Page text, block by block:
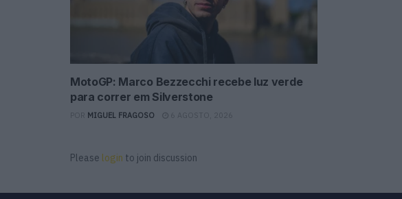
MotoGP: Marco Bezzecchi recebe luz verde
para correr em Silverstone
MIGUEL FRAGOSO 6 AGOSTO, 2026
Please login to join discussion